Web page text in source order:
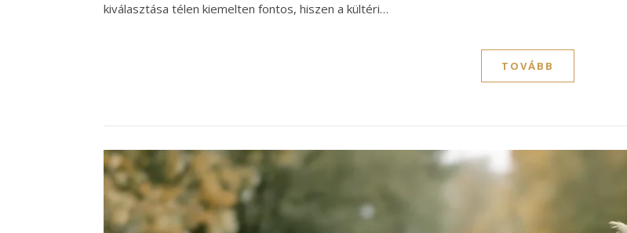
kiválasztása télen kiemelten fontos, hiszen a kültéri…
TOVÁBB